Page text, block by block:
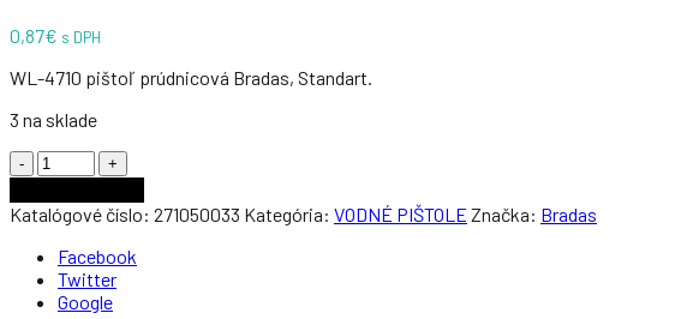
0,87€ s DPH
WL-4710 pištoľ prúdnicová Bradas, Standart.
3 na sklade
Počet
Katalógové číslo: 271050033 Kategória: VODNÉ PIŠTOLE Značka: Bradas
Facebook
Twitter
Google